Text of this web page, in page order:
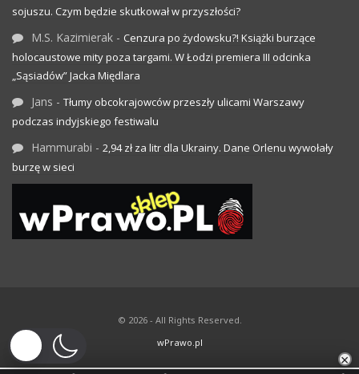
sojuszu. Czym będzie skutkował w przyszłości?
M.S. Kazimierak - Cenzura po żydowsku?! Książki burzące
holocaustowe mity poza targami. W Łodzi premiera III odcinka
„Sąsiadów” Jacka Międlara
Jans - Tłumy obcokrajowców przeszły ulicami Warszawy
podczas indyjskiego festiwalu
Hammurabi - 2,94 zł za litr dla Ukrainy. Dane Orlenu wywołały
burzę w sieci
© 2026 - All Rights Reserved.
wPrawo.pl
×